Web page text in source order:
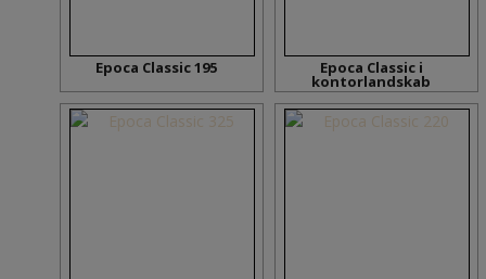
Epoca Classic 195 Epoca Classic i
kontorlandskab